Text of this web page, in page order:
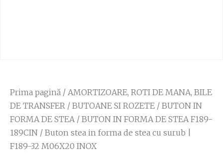
Prima pagină / AMORTIZOARE, ROTI DE MANA, BILE
DE TRANSFER / BUTOANE SI ROZETE / BUTON IN
FORMA DE STEA/ BUTON IN FORMA DE STEA F189-
189CIN / Buton stea in forma de stea cu surub |
F189-32 M06X20 INOX